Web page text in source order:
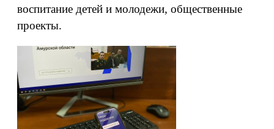
воспитание детей и молодежи, общественные
проекты.